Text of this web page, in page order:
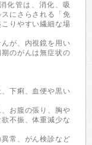
化管は、消化、吸
にさらされる「免
りやすい繊細な場
が、内視鏡を用い
のがんは無症状の
下痢、血便や黒い
お腹の張り、胸や
不振、体重減少な
常、がん検診など